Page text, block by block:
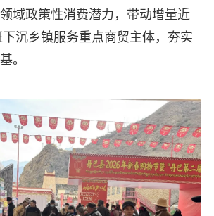
域政策性消费潜力，带动增量近
沉乡镇服务重点商贸主体，夯实
。